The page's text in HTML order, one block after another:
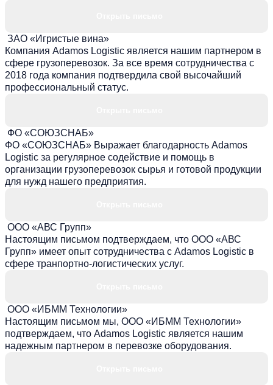
ЗАО «Игристые вина»
Компания Adamos Logistic является нашим партнером в
сфере грузоперевозок. За все время сотрудничества с
2018 года компания подтвердила свой высочайший
профессиональный статус.
ФО «СОЮЗСНАБ»
ФО «СОЮЗСНАБ» Выражает благодарность Adamos
Logistic за регулярное содействие и помощь в
организации грузоперевозок сырья и готовой продукции
для нужд нашего предприятия.
ООО «АВС Групп»
Настоящим письмом подтверждаем, что ООО «АВС
Групп» имеет опыт сотрудничества с Adamos Logistic в
сфере транпортно-логистических услуг.
ООО «ИБММ Технологии»
Настоящим письмом мы, ООО «ИБММ Технологии»
подтверждаем, что Adamos Logistic является нашим
надежным партнером в перевозке оборудования.